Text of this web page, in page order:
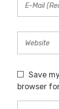
Save
browser